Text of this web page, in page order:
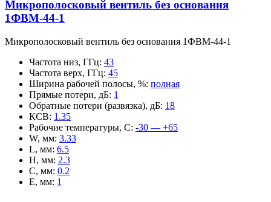
Микрополосковый вентиль без основания
1ФВМ-44-1
Микрополосковый вентиль без основания 1ФВМ-44-1
Частота низ, ГГц: 43
Частота верх, ГГц: 45
Ширина рабочей полосы, %: полная
Прямые потери, дБ: 1
Обратные потери (развязка), дБ: 18
КСВ: 1.35
Рабочие температуры, С: -30 — +65
W, мм: 3.33
L, мм: 6.5
H, мм: 2.3
C, мм: 0.2
E, мм: 1